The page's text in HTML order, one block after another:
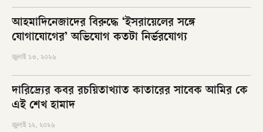
আহমাদিনেজাদের বিরুদ্ধে ‘ইসরায়েলের সঙ্গে
যোগাযোগের’ অভিযোগ কতটা নির্ভরযোগ্য
জুলাই ১৩, ২০২৬
দারিদ্র্যের কবর রচয়িতাখ্যাত কাতারের সাবেক আমির কে
এই শেখ হামাদ
জুলাই ১২, ২০২৬